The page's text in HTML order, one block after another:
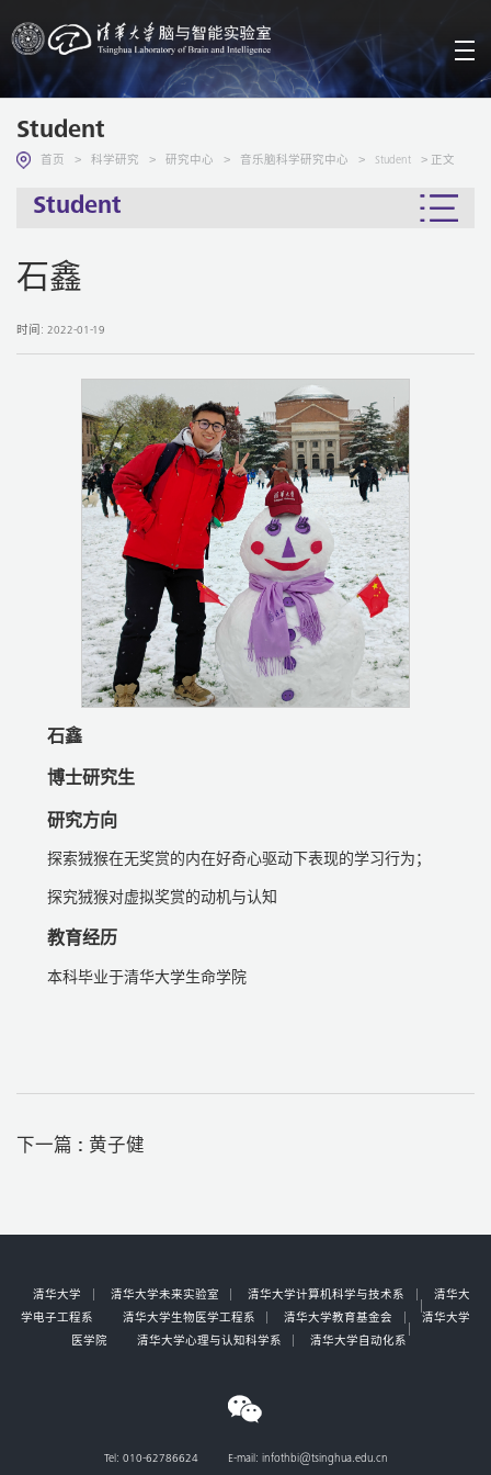
Student
首页 > 科学研究 > 研究中心 > 音乐脑科学研究中心 > Student > 正文
Student
石鑫
时间: 2022-01-19
石鑫
博士研究生
研究方向
探索狨猴在无奖赏的内在好奇心驱动下表现的学习行为；
探究狨猴对虚拟奖赏的动机与认知
教育经历
本科毕业于清华大学生命学院
下一篇 : 黄子健
清华大学 清华大学未来实验室 清华大学计算机科学与技术系
清华大
学电子工程系
清华大学生物医学工程系 清华大学教育基金会
清华大学
医学院
清华大学心理与认知科学系 清华大学自动化系
Tel: 010-62786624 E-mail: infothbi@tsinghua.edu.cn